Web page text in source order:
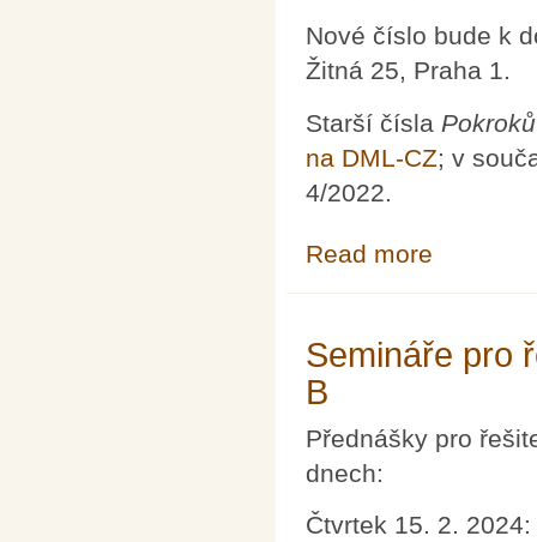
Nové číslo bude k
Žitná 25, Praha 1.
Starší čísla
na DML-CZ; v
4/2022.
Read more
Semináře pro
B
Přednášky pro
dnech:
Čtvrtek 15. 2.